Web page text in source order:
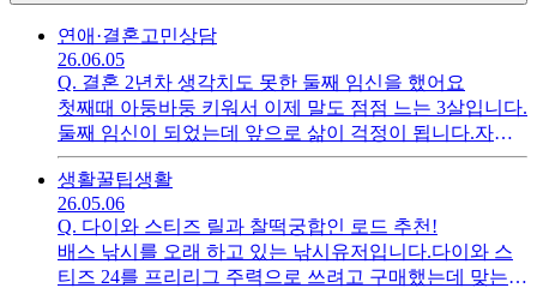
연애·결혼고민상담
26.06.05
Q. 결혼 2년차 생각치도 못한 둘째 임신을 했어요
첫째때 아둥바둥 키워서 이제 말도 점점 느는 3살입니다.
둘째 임신이 되었는데 앞으로 삶이 걱정이 됩니다.자영
업 10년 차이고 어느정도 자리를 잡았지만 예전 처럼 잘
되는것은 아닙니다.아이를 가진건 행복하지만 어렵고 불
안한 경기에 걱정은 안할수가 없네요 우선 경제적인 부
분이 너무 걱정되는데 자녀 둘이상 있는분들은 어떤 방
식으루 인생을 살아가는지 ㅎㅎ 궁금하네요
생활꿀팁생활
26.05.06
Q. 다이와 스티즈 릴과 찰떡궁합인 로드 추천!
배스 낚시를 오래 하고 있는 낚시유저입니다.다이와 스
티즈 24를 프리리그 주력으로 쓰려고 구매했는데 맞는